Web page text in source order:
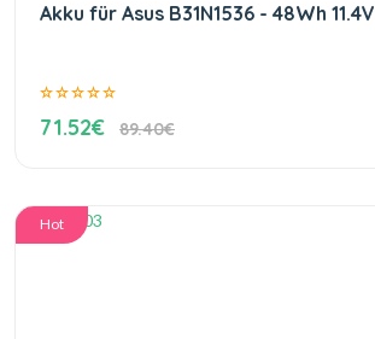
Akku für Asus B31N1536 - 48Wh 11.4V
71.52€ 89.40€
Hot